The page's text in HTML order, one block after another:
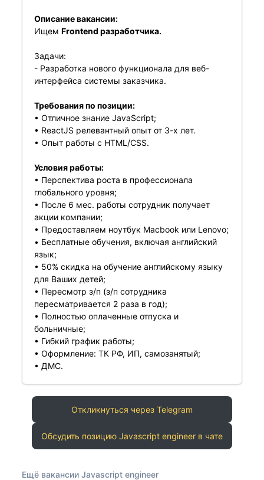
Описание вакансии:
Ищем Frontend разработчика.
Задачи:
- Разработка нового функционала для веб-
интерфейса системы заказчика.
Требования по позиции:
• Отличное знание JavaScript;
• ReactJS релевантный опыт от 3-х лет.
• Опыт работы с HTML/CSS.
Условия работы:
• Перспектива роста в профессионала
глобального уровня;
• После 6 мес. работы сотрудник получает
акции компании;
• Предоставляем ноутбук Macbook или Lenovo;
• Бесплатные обучения, включая английский
язык;
• 50% скидка на обучение английскому языку
для Ваших детей;
• Пересмотр з/п (з/п сотрудника
пересматривается 2 раза в год);
• Полностью оплаченные отпуска и
больничные;
• Гибкий график работы;
• Оформление: ТК РФ, ИП, самозанятый;
• ДМС.
Откликнуться через Telegram
Обсудить позицию Javascript engineer в чате
Ещё вакансии Javascript engineer